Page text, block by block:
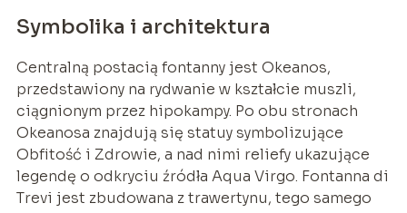
Symbolika i architektura
Centralną postacią fontanny jest Okeanos,
przedstawiony na rydwanie w kształcie muszli,
ciągnionym przez hipokampy. Po obu stronach
Okeanosa znajdują się statuy symbolizujące
Obfitość i Zdrowie, a nad nimi reliefy ukazujące
legendę o odkryciu źródła Aqua Virgo. Fontanna di
Trevi jest zbudowana z trawertynu, tego samego